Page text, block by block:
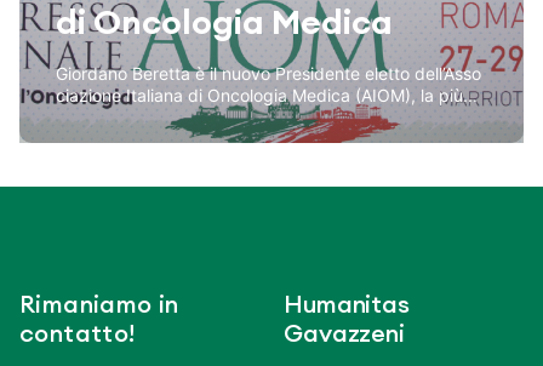
di Oncologia Medica
Giordano Beretta è il nuovo Presidente eletto dell’Asso
ciazione Italiana di Oncologia Medica (AIOM), la più...
Rimaniamo in
contatto!
Humanitas
Gavazzeni